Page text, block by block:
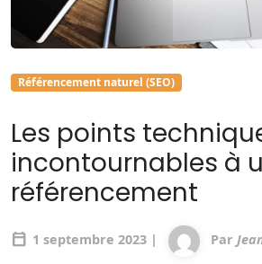
Référencement naturel (SEO)
Les points
incontournables à
référencement
calendar_today 1 septembre 2023 | Par